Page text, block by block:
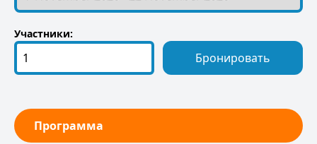
Участники:
Бронировать
Программа